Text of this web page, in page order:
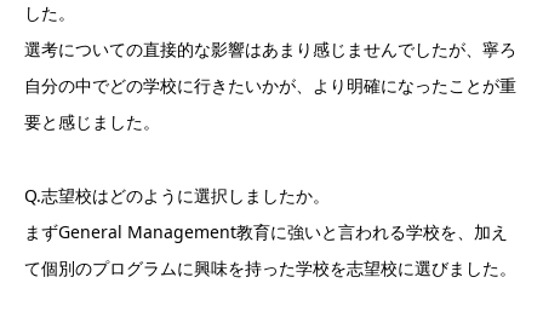
した。
選考についての直接的な影響はあまり感じませんでしたが、寧ろ
自分の中でどの学校に行きたいかが、より明確になったことが重
要と感じました。
Q.志望校はどのように選択しましたか。
まずGeneral Management教育に強いと言われる学校を、加え
て個別のプログラムに興味を持った学校を志望校に選びました。